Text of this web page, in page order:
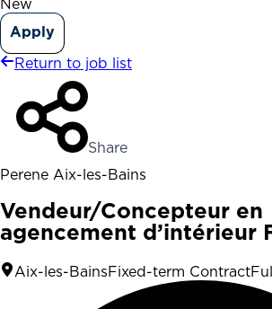
New
Apply
Return to job list
Share
Perene Aix-les-Bains
Vendeur/Concepteur en
agencement d’intérieur
Aix-les-Bains Fixed-term Contract